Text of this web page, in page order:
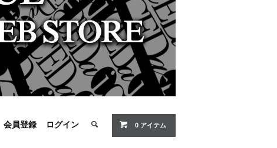
会員登録 ログイン 0 アイテム